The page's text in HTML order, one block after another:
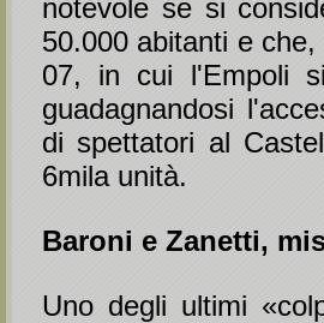
notevole se si
50.000 abitanti e
07, in cui l'Empoli
guadagnandosi
di spettatori al
6mila unità.
Baroni e Zanetti,
Uno degli ultimi